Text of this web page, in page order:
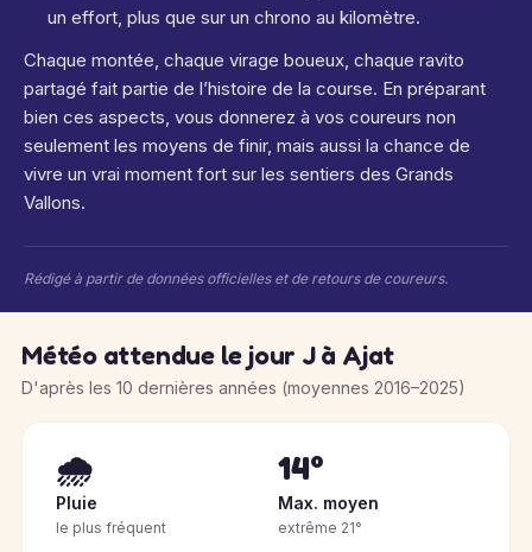
un effort, plus que sur un chrono au kilomètre.
Chaque montée, chaque virage boueux, chaque ravito
partagé fait partie de l’histoire de la course. En préparant
bien ces aspects, vous donnerez à vos coureurs non
seulement les moyens de finir, mais aussi la chance de
vivre un vrai moment fort sur les sentiers des Grands
Vallons.
Rédigé à partir de données officielles et de retours de coureurs.
Météo attendue le jour J à Ajat
D'après les 10 dernières années (moyennes 2016–2025)
🌧️
Pluie
le plus fréquent
14°
Max. moyen
extrême 21°